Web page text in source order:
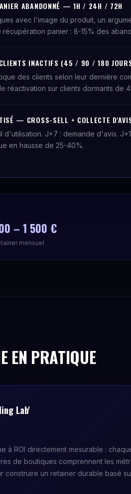
ABANDONNÉ — 1H / 24H / 72H
avec l'image du produit, un
panier : 8-15% des
CLIENTS INACTIFS (45 / 90 / 180
des clients selon leur dernière
réactivation sur clients dormants de
— CROSS-SELL + COLLECTE
d'utilisation. J+7 : demande d'avis.
en hausse de 25-40%.
– 1 500 €
mensuel
EN PRATIQUE
Lab'
à ROI directement mesurable :
de boutiques comprennent les
construire un retainer durable basé